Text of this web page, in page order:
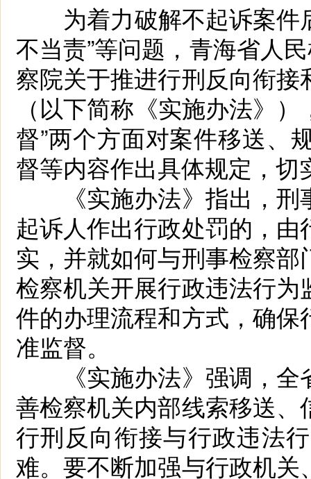
为着力破解不起诉案件
不当责”等问题，青海省人
察院关于推进行刑反向衔
（以下简称《实施办法》
督”两个方面对案件移送、
督等内容作出具体规定，切
《实施办法》指出，刑
起诉人作出行政处罚的，
实，并就如何与刑事检察
检察机关开展行政违法行
件的办理流程和方式，确
准监督。
《实施办法》强调，全
善检察机关内部线索移送
行刑反向衔接与行政违法
难。要不断加强与行政机